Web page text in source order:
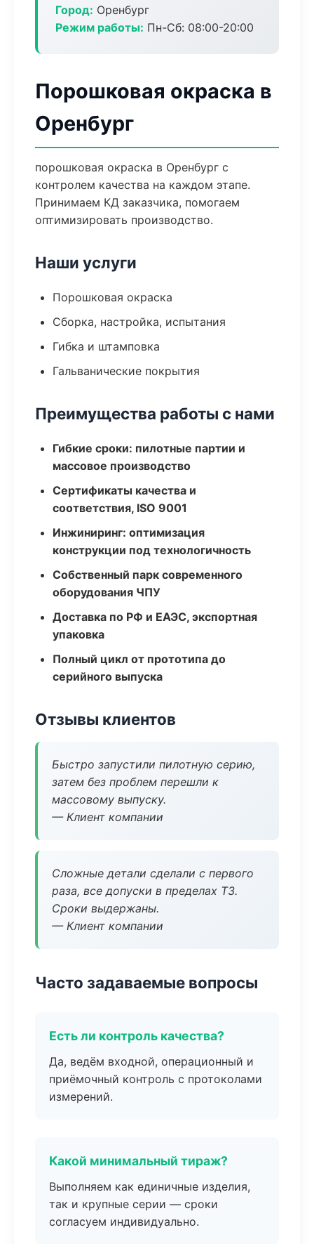
Город: Оренбург
Режим работы: Пн-Сб: 08:00-20:00
Порошковая окраска в
Оренбург
порошковая окраска в Оренбург с
контролем качества на каждом этапе.
Принимаем КД заказчика, помогаем
оптимизировать производство.
Наши услуги
Порошковая окраска
Сборка, настройка, испытания
Гибка и штамповка
Гальванические покрытия
Преимущества работы с нами
Гибкие сроки: пилотные партии и
массовое производство
Сертификаты качества и
соответствия, ISO 9001
Инжиниринг: оптимизация
конструкции под технологичность
Собственный парк современного
оборудования ЧПУ
Доставка по РФ и ЕАЭС, экспортная
упаковка
Полный цикл от прототипа до
серийного выпуска
Отзывы клиентов
Быстро запустили пилотную серию,
затем без проблем перешли к
массовому выпуску.
— Клиент компании
Сложные детали сделали с первого
раза, все допуски в пределах ТЗ.
Сроки выдержаны.
— Клиент компании
Часто задаваемые вопросы
Есть ли контроль качества?
Да, ведём входной, операционный и
приёмочный контроль с протоколами
измерений.
Какой минимальный тираж?
Выполняем как единичные изделия,
так и крупные серии — сроки
согласуем индивидуально.